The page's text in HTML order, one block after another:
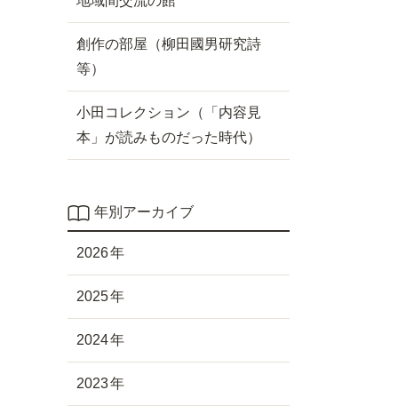
創作の部屋（柳田國男研究詩
等）
小田コレクション（「内容見
本」が読みものだった時代）
年別アーカイブ
2026
2025
2024
2023